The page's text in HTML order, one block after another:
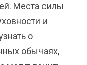
Места силы
и
о
обычаях,